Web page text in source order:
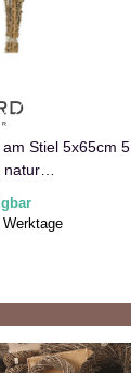
Stiel 5x65cm 5
natur
Werktage